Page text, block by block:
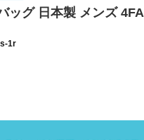
ッグ 日本製 メンズ 4FA
1r